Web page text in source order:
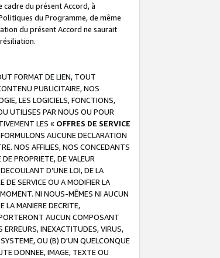
du présent Accord, à
du Programme, de même
du présent Accord ne saurait
FORMAT DE LIEN, TOUT
PUBLICITAIRE, NOS
LES LOGICIELS, FONCTIONS,
UTILISES PAR NOUS OU POUR
LES « OFFRES DE SERVICE
AUCUNE DECLARATION
NOS AFFILIES, NOS CONCEDANTS
PROPRIETE, DE VALEUR
D’UNE LOI, DE LA
DE SERVICE OU A MODIFIER LA
NI NOUS-MÊMES NI AUCUN
LA MANIERE DECRITE,
AUCUN COMPOSANT
INEXACTITUDES, VIRUS,
OU (B) D'UN QUELCONQUE
DONNEE, IMAGE, TEXTE OU